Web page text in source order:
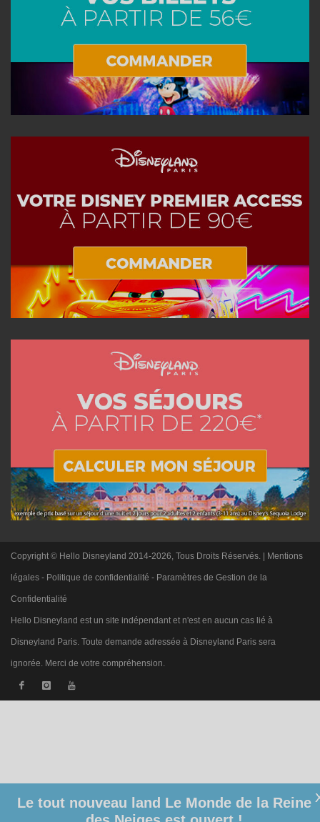
Copyright © Hello Disneyland 2014-2026, Tous Droits Réservés. | Mentions
légales - Politique de confidentialité - Paramètres de Gestion de la
Confidentialité
Hello Disneyland est un site indépendant et n'est en aucun cas lié à
Disneyland Paris. Toute demande adressée à Disneyland Paris sera
ignorée. Merci de votre compréhension.
Le tout nouveau land Le Monde de la Reine